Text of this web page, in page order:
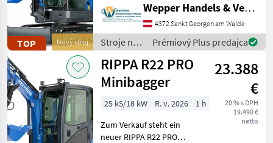
TOP Nový stroj
leistungsstarke Maschine
für den professionellen
Einsatz im Baugewerbe,
Tiefbau, Garten- und
Landschaftsb
Wepper Handels & Vermietungs GmbH
4372 Sankt Georgen am Walde
Stroje na
stavbu /
Rippa
Prémiový Plus predajca
RIPPA R22 PRO
Minibagger
23.388
€
20 % s DPH
19.490 €
netto
25 kS/18 kW R. v. 2026
1 h
Zum Verkauf steht ein
neuer RIPPA R22 PRO